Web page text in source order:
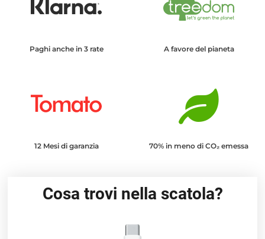
Paghi anche in 3 rate A favore del pianeta
12 Mesi di garanzia 70% in meno di CO₂ emessa
Cosa trovi nella scatola?